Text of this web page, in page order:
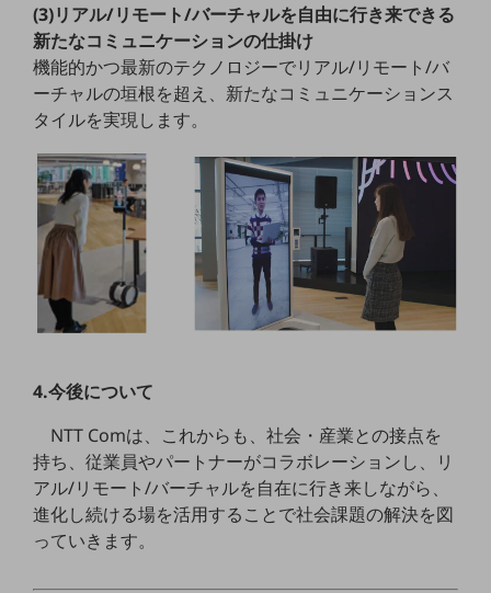
旬な話題やお役立ち資料などDXの課題を
解決するヒントをお届けする記事サイト
新着記事
お役立ち資料ダウンロード
トレンド記事特集
IT用語集
サービス・ソリューション
課題やニーズに合ったサービスをご紹介し、
中堅中小企業のビジネスをサポート！
お悩みから見つける
お悩みから見つけるTOP
ネットワーク
バックオフィス
リモート・ハイブリッドワーク
セキュリティ
その他のお悩みはこちら
業界から見つける
(3)リアル/リモート/バーチャルを自由に行き来できる
新たなコミュニケーションの仕掛け
機能的かつ最新のテクノロジーでリアル/リモート/バ
ーチャルの垣根を超え、新たなコミュニケーションス
タイルを実現します。
4.今後について
NTT Comは、これからも、社会・産業との接点を
持ち、従業員やパートナーがコラボレーションし、リ
アル/リモート/バーチャルを自在に行き来しながら、
進化し続ける場を活用することで社会課題の解決を図
っていきます。